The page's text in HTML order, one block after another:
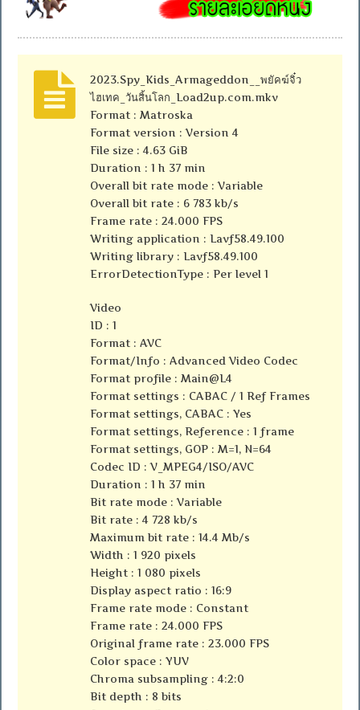
2023.Spy_Kids_Armageddon__พยัคฆ์จิ๋ว
ไฮเทค_วันสิ้นโลก_Load2up.com.mkv
Format : Matroska
Format version : Version 4
File size : 4.63 GiB
Duration : 1 h 37 min
Overall bit rate mode : Variable
Overall bit rate : 6 783 kb/s
Frame rate : 24.000 FPS
Writing application : Lavf58.49.100
Writing library : Lavf58.49.100
ErrorDetectionType : Per level 1
Video
ID : 1
Format : AVC
Format/Info : Advanced Video Codec
Format profile : Main@L4
Format settings : CABAC / 1 Ref Frames
Format settings, CABAC : Yes
Format settings, Reference : 1 frame
Format settings, GOP : M=1, N=64
Codec ID : V_MPEG4/ISO/AVC
Duration : 1 h 37 min
Bit rate mode : Variable
Bit rate : 4 728 kb/s
Maximum bit rate : 14.4 Mb/s
Width : 1 920 pixels
Height : 1 080 pixels
Display aspect ratio : 16:9
Frame rate mode : Constant
Frame rate : 24.000 FPS
Original frame rate : 23.000 FPS
Color space : YUV
Chroma subsampling : 4:2:0
Bit depth : 8 bits